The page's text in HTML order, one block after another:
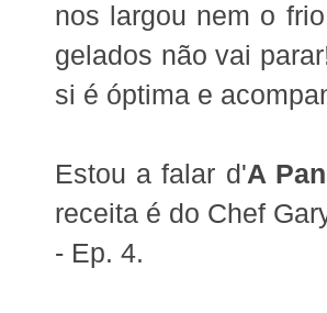
nos largou nem o
gelados não vai
si é óptima e
Estou a falar d'A
receita é do Chef
- Ep. 4.